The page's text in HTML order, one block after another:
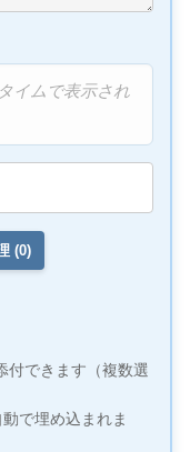
イムで表示され
(0)
付できます（複数選
で埋め込まれま